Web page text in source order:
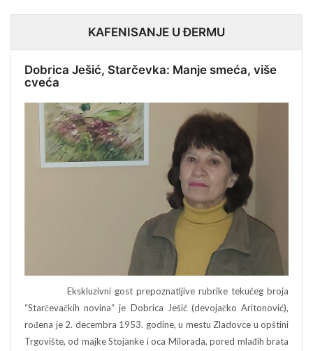
KAFENISANJE U ĐERMU
Dobrica Ješić, Starčevka: Manje smeća, više
cveća
Ekskluzivni gost prepoznatljive rubrike tekućeg broja
“Starčevačkih novina“ je Dobrica Ješić (devojačko Aritonović),
rođena je 2. decembra 1953. godine, u mestu Zladovce u opštini
Trgovište, od majke Stojanke i oca Milorada, pored mlađih brata